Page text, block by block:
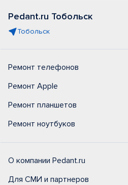
Pedant.ru Тобольск
Тобольск
Ремонт телефонов
Ремонт Apple
Ремонт планшетов
Ремонт ноутбуков
О компании Pedant.ru
Для СМИ и партнеров